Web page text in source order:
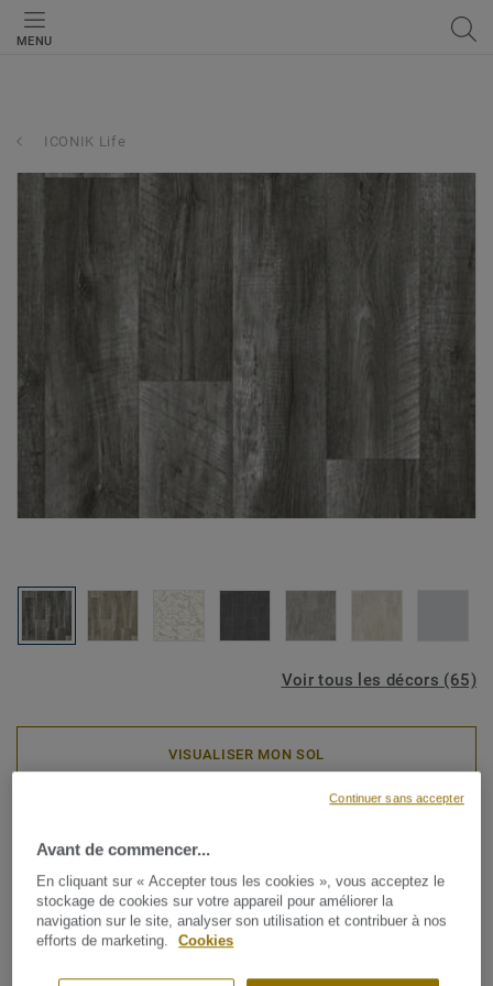
MENU
ICONIK Life
Voir tous les décors (65)
VISUALISER MON SOL
ICONIK Life - Knox Oak DARK
GREY
Avec un choix incroyablement varié d'imprimés bois,
Avant de commencer...
En cliquant sur « Accepter tous les cookies », vous acceptez le
stockage de cookies sur votre appareil pour améliorer la
navigation sur le site, analyser son utilisation et contribuer à nos
efforts de marketing.
Cookies
Continuer sans accepter